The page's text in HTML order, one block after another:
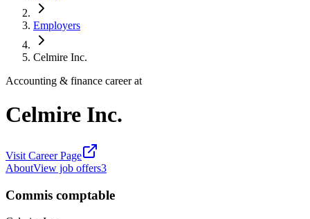
Employers
Celmire Inc.
Accounting & finance career at
Celmire Inc.
Visit Career Page
AboutView job offers3
Commis comptable